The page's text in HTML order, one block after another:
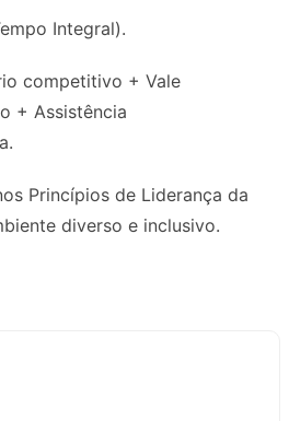
Integral).
competitivo + Vale
+ Assistência
Princípios de Liderança da
diverso e inclusivo.